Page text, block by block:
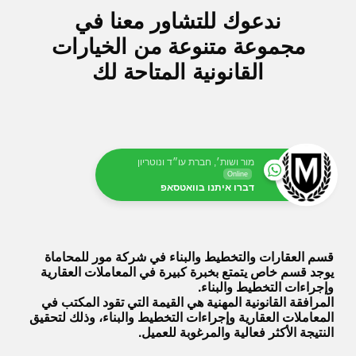
ندعوك للتشاور معنا في
مجموعة متنوعة من الخيارات
القانونية المتاحة لك
מור ושות׳, חברת עו״ד ונוטריון
Online
דברו איתנו בוואטסאפ
قسم العقارات والتخطيط والبناء في شركة مور للمحاماة
يوجد قسم خاص يتمتع بخبرة كبيرة في المعاملات العقارية
وإجراءات التخطيط والبناء.
المرافقة القانونية المهنية هي القيمة التي تقود المكتب في
المعاملات العقارية وإجراءات التخطيط والبناء، وذلك لتحقيق
النتيجة الأكثر فعالية والمرغوبة للعميل.